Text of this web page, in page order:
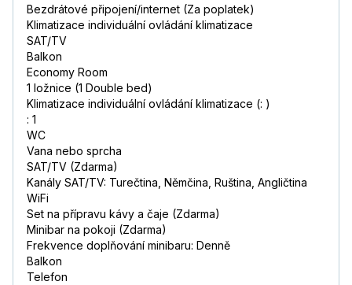
Bezdrátové připojení/internet (Za poplatek)
Klimatizace individuální ovládání klimatizace
SAT/TV
Balkon
Economy Room
1 ložnice (1 Double bed)
Klimatizace individuální ovládání klimatizace (: )
: 1
WC
Vana nebo sprcha
SAT/TV (Zdarma)
Kanály SAT/TV: Turečtina, Němčina, Ruština, Angličtina
WiFi
Set na přípravu kávy a čaje (Zdarma)
Minibar na pokoji (Zdarma)
Frekvence doplňování minibaru: Denně
Balkon
Telefon